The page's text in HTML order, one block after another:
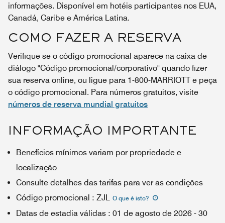
informações. Disponível em hotéis participantes nos EUA,
Canadá, Caribe e América Latina.
COMO FAZER A RESERVA
Verifique se o código promocional aparece na caixa de
diálogo "Código promocional/corporativo" quando fizer
sua reserva online, ou ligue para 1-800-MARRIOTT e peça
o código promocional. Para números gratuitos, visite
números de reserva mundial gratuitos
INFORMAÇÃO IMPORTANTE
Benefícios mínimos variam por propriedade e
localização
Consulte detalhes das tarifas para ver as condições
Código promocional : ZJL O que é isto?
Datas de estadia válidas : 01 de agosto de 2026 - 30